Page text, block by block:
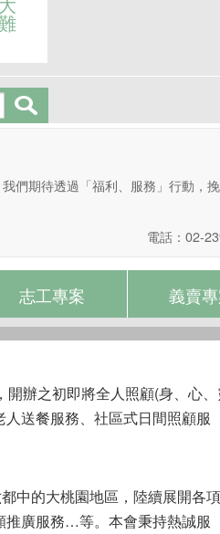
們期待透過「福利、服務」行動，
電話：02-
志工專案 義賣
辦之初即將全人照顧(身、心、
送餐服務、社區式日間照顧服
中的大桃園地區，陸續展開各
推廣服務…等。本會秉持熱誠服